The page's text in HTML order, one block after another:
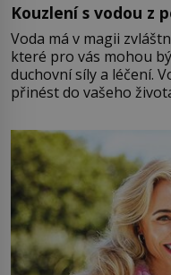
Kouzlení s vodou z
Voda má v magii
které pro vás mohou
duchovní síly a léčení.
přinést do vašeho
můžete obohatit své
větší harmonii a klid. Je